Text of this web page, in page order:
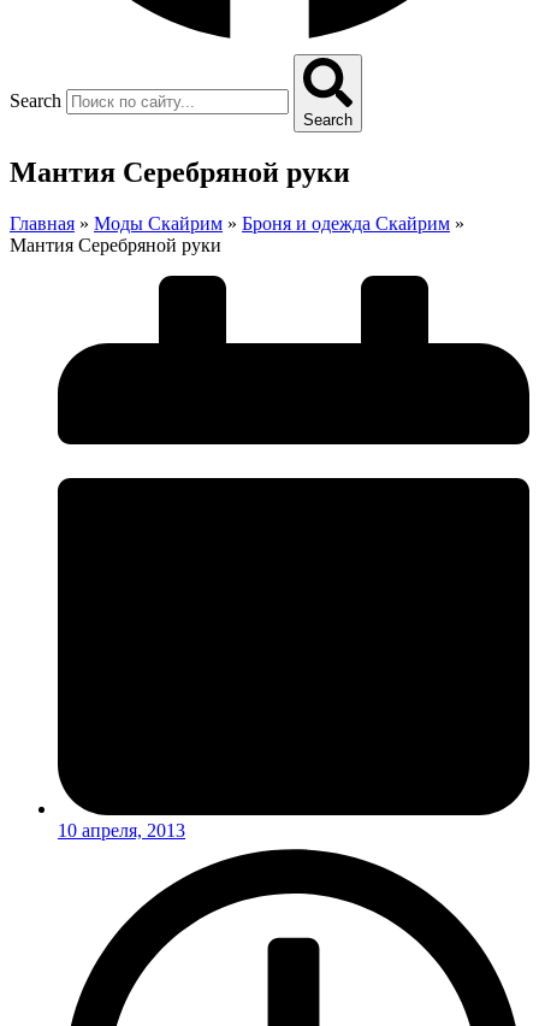
Search
Search
Мантия Серебряной руки
Главная » Моды Скайрим » Броня и одежда Скайрим »
Мантия Серебряной руки
10 апреля, 2013